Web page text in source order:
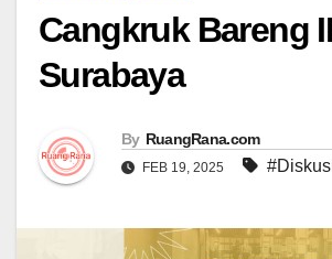
Cangkruk Bareng
Surabaya
By RuangRana.com
FEB 19, 2025